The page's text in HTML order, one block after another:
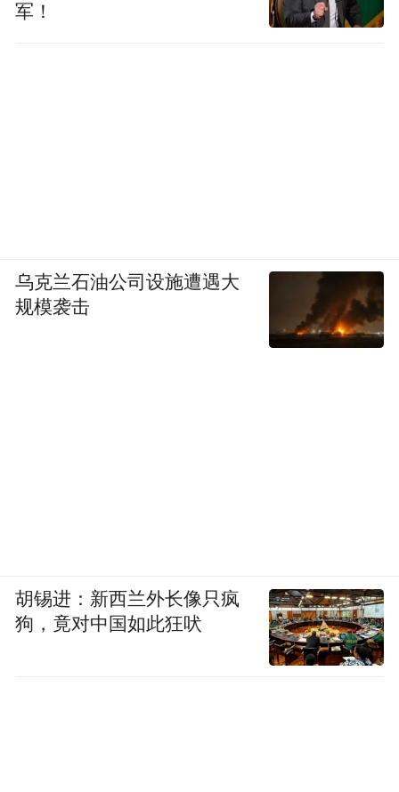
军！
乌克兰石油公司设施遭遇大
规模袭击
胡锡进：新西兰外长像只疯
狗，竟对中国如此狂吠